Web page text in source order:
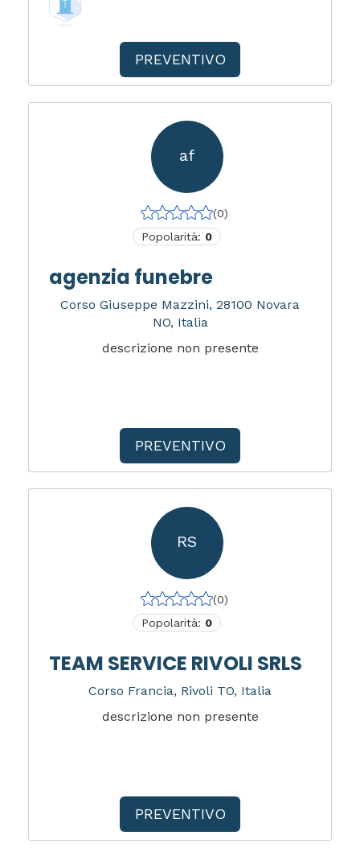
PREVENTIVO
af
(0)
Popolarità: 0
agenzia funebre
Corso Giuseppe Mazzini, 28100 Novara
NO, Italia
descrizione non presente
PREVENTIVO
RS
(0)
Popolarità: 0
TEAM SERVICE RIVOLI SRLS
Corso Francia, Rivoli TO, Italia
descrizione non presente
PREVENTIVO